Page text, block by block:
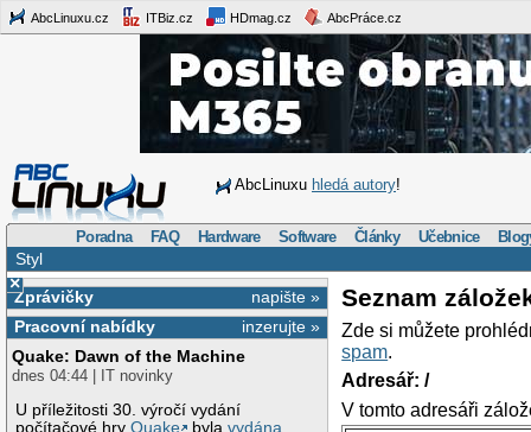
AbcLinuxu.cz ITBiz.cz HDmag.cz AbcPráce.cz
AbcLinuxu hledá autory!
Poradna FAQ Hardware Software Články Učebnice
Styl
×
napište »
Zprávičky
inzerujte »
Pracovní nabídky
Quake: Dawn of the Machine
dnes 04:44 | IT novinky
U příležitosti 30. výročí vydání
počítačové hryQuake bylavydána
Seznam
Zde si můžete
spam.
Adresář: /
V tomto adresáři